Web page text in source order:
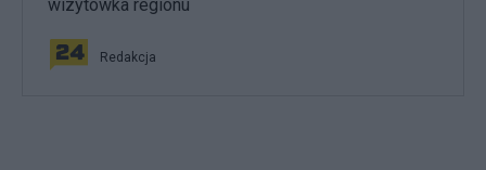
wizytówka regionu
Redakcja